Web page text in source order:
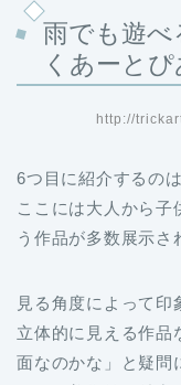
雨でも遊べ
くあーとぴ
http://
6つ目に紹介するの
ここには大人から子
う作品が多数展示さ
見る角度によって印
立体的に見える作品
面なのかな」と疑問